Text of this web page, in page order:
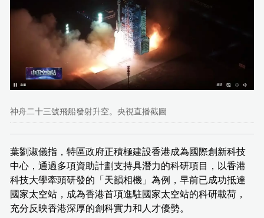
神舟二十三號飛船發射升空。央視直播截圖
葉劉淑儀指，特區政府正積極建設香港成為國際創新科技
中心，通過多項資助計劃支持具潛力的科研項目，以香港
科技大學牽頭研發的「天韻相機」為例，早前已成功抵達
國家太空站，成為香港首項進駐國家太空站的科研載荷，
充分反映香港深厚的創科實力和人才優勢。